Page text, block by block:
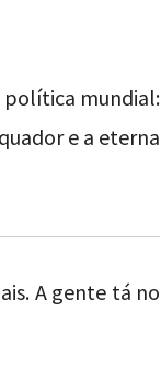
política mundial:
e a eterna
A gente tá no